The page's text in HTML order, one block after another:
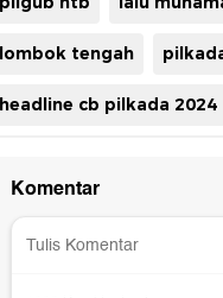
lombok tengah
headline cb pilkada 2024